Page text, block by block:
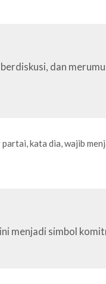
dan
kata dia, wajib
menjadi simbol